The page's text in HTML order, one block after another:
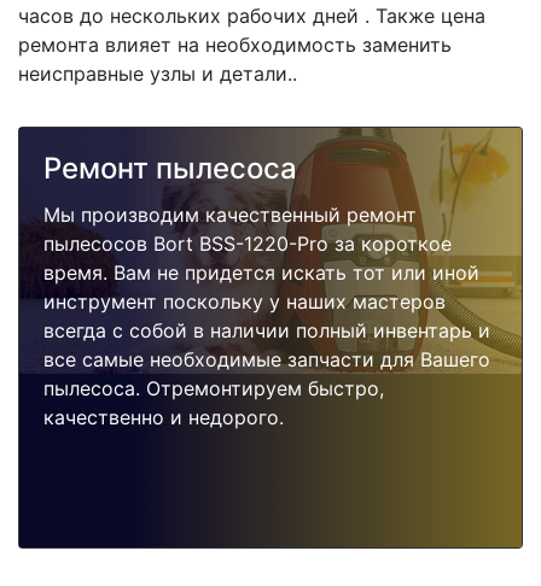
часов до нескольких рабочих дней . Также цена
ремонта влияет на необходимость заменить
неисправные узлы и детали..
Ремонт пылесоса
Мы производим качественный ремонт
пылесосов Bort BSS-1220-Pro за короткое
время. Вам не придется искать тот или иной
инструмент поскольку у наших мастеров
всегда с собой в наличии полный инвентарь и
все самые необходимые запчасти для Вашего
пылесоса. Отремонтируем быстро,
качественно и недорого.